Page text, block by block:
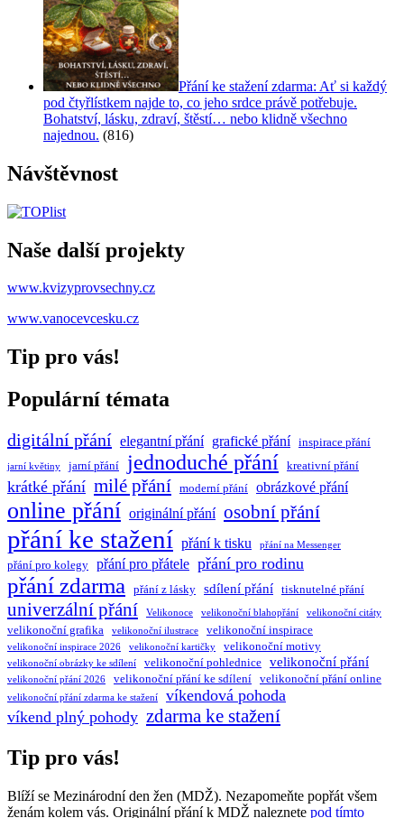
Přání ke stažení zdarma: Ať si každý
pod čtyřlístkem najde to, co jeho srdce právě potřebuje.
Bohatství, lásku, zdraví, štěstí… nebo klidně všechno
najednou. (816)
Návštěvnost
Naše další projekty
www.kvizyprovsechny.cz
www.vanocevcesku.cz
Tip pro vás!
Populární témata
digitální přání elegantní přání grafické přání inspirace přání
jarní květiny jarní přání jednoduché přání kreativní přání
krátké přání milé přání moderní přání obrázkové přání
online přání originální přání osobní přání
přání ke stažení přání k tisku přání na Messenger
přání pro kolegy přání pro přátele přání pro rodinu
přání zdarma přání z lásky sdílení přání tisknutelné přání
univerzální přání Velikonoce velikonoční blahopřání velikonoční citáty
velikonoční grafika velikonoční ilustrace velikonoční inspirace
velikonoční inspirace 2026 velikonoční kartičky velikonoční motivy
velikonoční obrázky ke sdílení velikonoční pohlednice velikonoční přání
velikonoční přání 2026 velikonoční přání ke sdílení velikonoční přání online
velikonoční přání zdarma ke stažení
víkendová pohoda
víkend plný pohody zdarma ke stažení
Tip pro vás!
Blíží se Mezinárodní den žen (MDŽ). Nezapomeňte popřát všem
ženám kolem vás. Originální přání k MDŽ naleznete pod tímto